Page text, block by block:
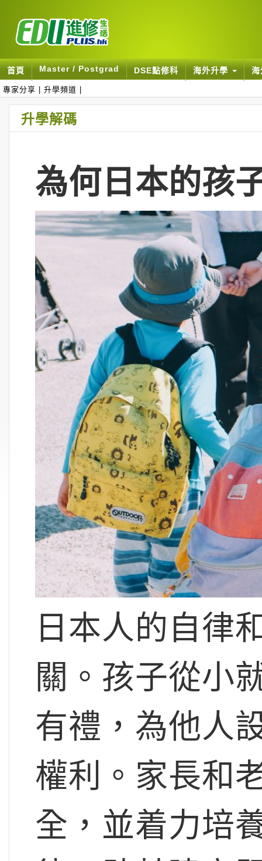
首頁 Master / Postgrad DSE點修科 海外升學
專家分享 升學頻道
升學解碼
為何日本的孩
日本人的自律
關。孩子從小
有禮，為他人
權利。家長和
全，並着力培